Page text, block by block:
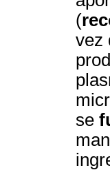
(
vez
se